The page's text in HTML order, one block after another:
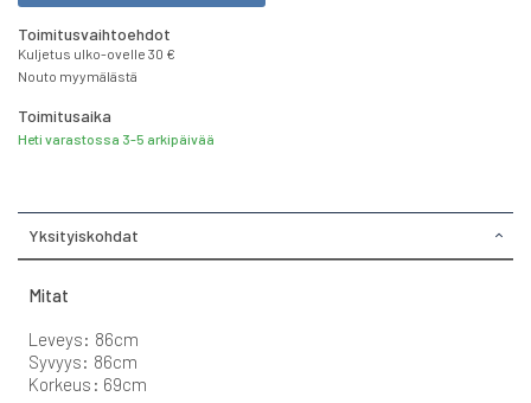
Toimitusvaihtoehdot
Kuljetus ulko-ovelle 30 €
Nouto myymälästä
Toimitusaika
Heti varastossa 3-5 arkipäivää
Yksityiskohdat
Mitat
Leveys: 86cm
Syvyys: 86cm
Korkeus: 69cm